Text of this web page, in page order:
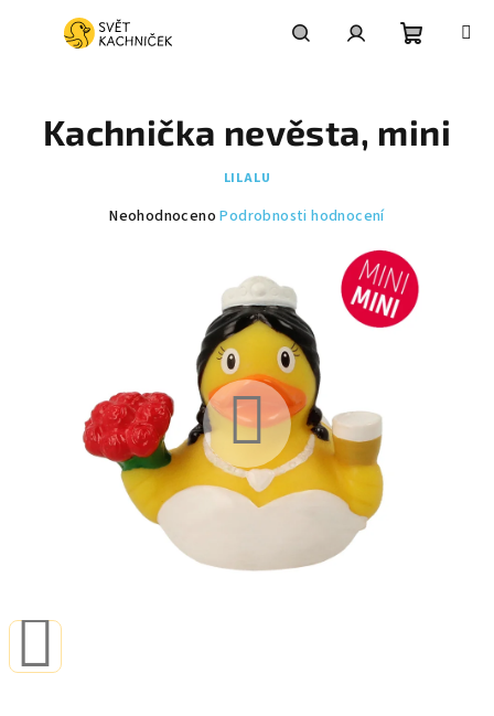
košík
Kachnička nevěsta, mini
LILALU
Průměrné
Neohodnoceno Podrobnosti hodnocení